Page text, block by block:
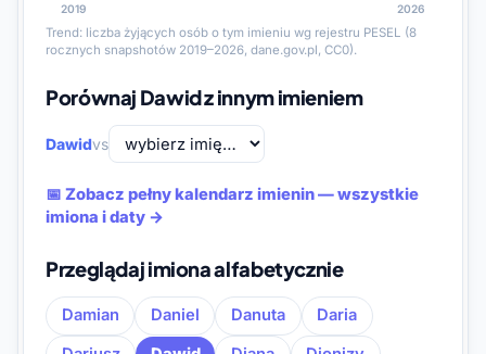
2019 2026
Trend: liczba żyjących osób o tym imieniu wg rejestru PESEL (8
rocznych snapshotów 2019–2026, dane.gov.pl, CC0).
Porównaj Dawid z innym imieniem
Dawidvs
📅 Zobacz pełny kalendarz imienin — wszystkie
imiona i daty →
Przeglądaj imiona alfabetycznie
Damian Daniel Danuta
Daria